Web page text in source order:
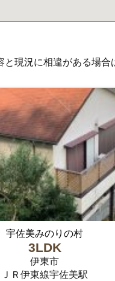
と現況に相違がある場合
宇佐美みのりの村
3LDK
伊東市
ＪＲ伊東線宇佐美駅